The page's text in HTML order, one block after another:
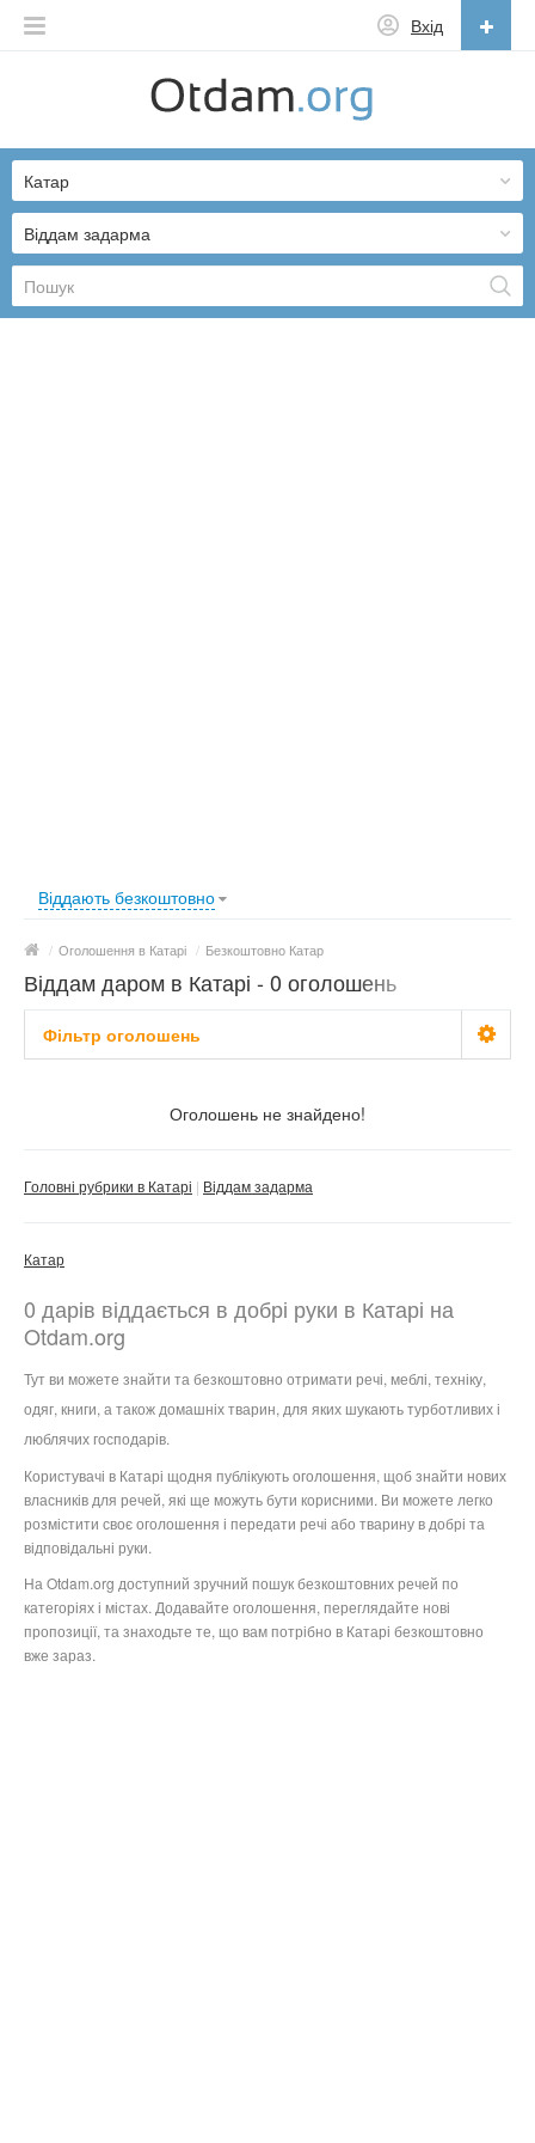
Вхід
English
Русский
Українська
Віддам задарма
Катар
Віддають безкоштовно
/ Оголошення в Катарі / Безкоштовно Катар
Віддам даром в Катарі - 0 оголошень
Фільтр оголошень
Оголошень не знайдено!
Головні рубрики в Катарі Віддам задарма
Катар
0 дарів віддається в добрі руки в Катарі на
Otdam.org
Тут ви можете знайти та безкоштовно отримати речі, меблі, техніку,
одяг, книги, а також домашніх тварин, для яких шукають турботливих і
люблячих господарів.
Користувачі в Катарі щодня публікують оголошення, щоб знайти нових
власників для речей, які ще можуть бути корисними. Ви можете легко
розмістити своє оголошення і передати речі або тварину в добрі та
відповідальні руки.
На Otdam.org доступний зручний пошук безкоштовних речей по
категоріях і містах. Додавайте оголошення, переглядайте нові
пропозиції, та знаходьте те, що вам потрібно в Катарі безкоштовно
вже зараз.